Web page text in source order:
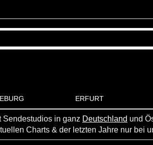
ERFURT
Sendestudios in ganz Deutschland und
Charts & der letzten Jahre nur bei